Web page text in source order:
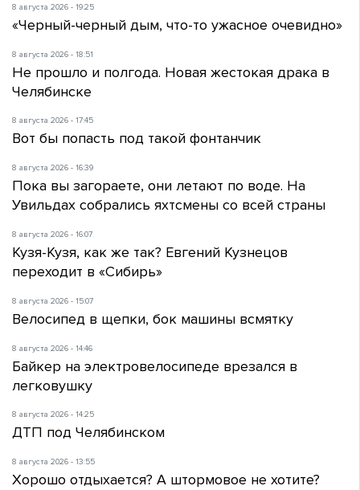
8 августа 2026 - 19:25
«Черный-черный дым, что-то ужасное очевидно»
8 августа 2026 - 18:51
Не прошло и полгода. Новая жестокая драка в
Челябинске
8 августа 2026 - 17:45
Вот бы попасть под такой фонтанчик
8 августа 2026 - 16:39
Пока вы загораете, они летают по воде. На
Увильдах собрались яхтсмены со всей страны
8 августа 2026 - 16:07
Кузя-Кузя, как же так? Евгений Кузнецов
переходит в «Сибирь»
8 августа 2026 - 15:07
Велосипед в щепки, бок машины всмятку
8 августа 2026 - 14:46
Байкер на электровелосипеде врезался в
легковушку
8 августа 2026 - 14:25
ДТП под Челябинском
8 августа 2026 - 13:55
Хорошо отдыхается? А штормовое не хотите?